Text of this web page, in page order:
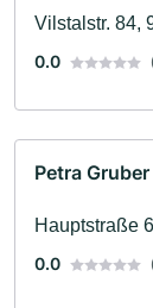
Vilstalstr. 84,
0.0
Petra Gruber
Hauptstraße
0.0